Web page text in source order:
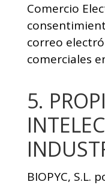
Comercio
correo
comerciales
5.
BIOPYC, S.L.